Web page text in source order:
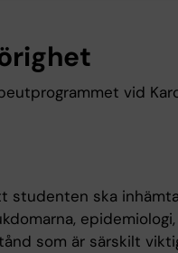
vid
studenten ska
som är särskilt